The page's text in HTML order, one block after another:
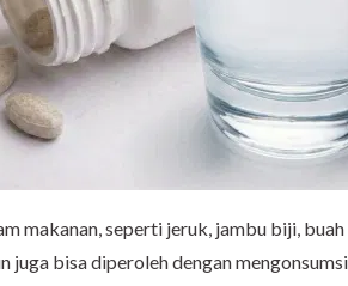
makanan, seperti jeruk, jambu biji,
bisa diperoleh dengan